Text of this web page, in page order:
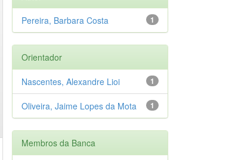
1
Pereira, Barbara Costa
Orientador
1
Nascentes, Alexandre Lioi
1
Oliveira, Jaime Lopes da Mota
Membros da Banca